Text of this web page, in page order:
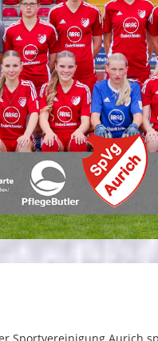
Sportvereinigung Aurich